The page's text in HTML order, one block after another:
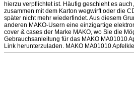
hierzu verpflichtet ist. Häufig geschieht es
zusammen mit dem Karton wegwirft oder die
später nicht mehr wiederfindet. Aus diesem
anderen MAKO-Usern eine einzigartige
cover & cases der Marke MAKO, wo Sie die
Gebrauchsanleitung für das MAKO MA01010
Link herunterzuladen. MAKO MA01010